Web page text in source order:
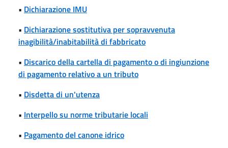
• Dichiarazione IMU
• Dichiarazione sostitutiva per sopravvenuta
inagibilità/inabitabilità di fabbricato
• Discarico della cartella di pagamento o di ingiunzione
di pagamento relativo a un tributo
• Disdetta di un'utenza
• Interpello su norme tributarie locali
• Pagamento del canone idrico